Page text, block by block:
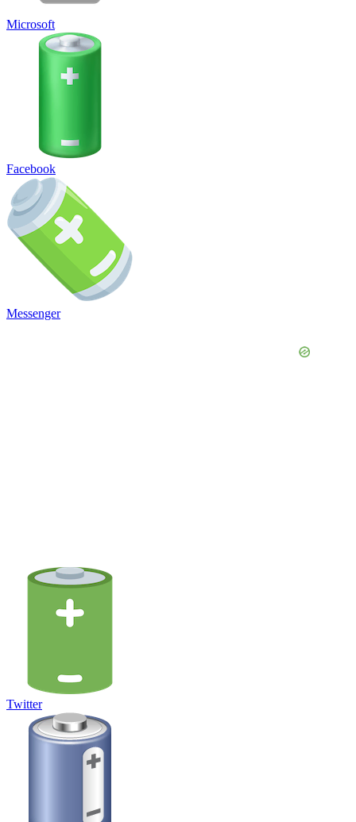
Microsoft
Facebook
Messenger
Twitter